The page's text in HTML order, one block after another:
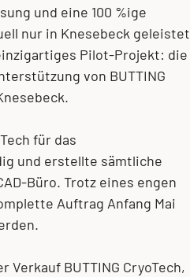
und eine 100 %ige
nur in Knesebeck geleistet
Pilot-Projekt: die
von BUTTING
für das
und erstellte sämtliche
Büro. Trotz eines engen
Auftrag Anfang Mai
Verkauf BUTTING CryoTech,